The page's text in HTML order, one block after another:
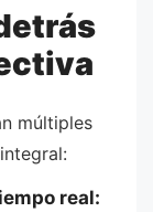
múltiples
real: